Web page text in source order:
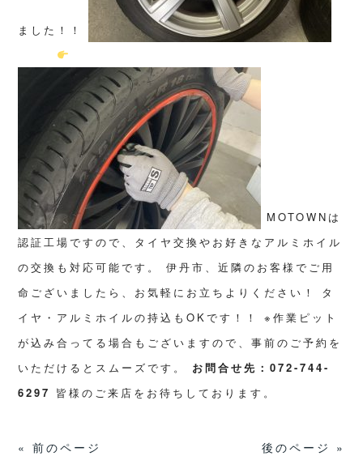
ました！！
MOTOWNは
認証工場ですので、タイヤ交換やお好きなアルミホイル
の交換も対応可能です。
伊丹市、近隣のお客様でご用
命ございましたら、お気軽にお立ちよりください！
タ
イヤ・アルミホイルの持込もOKです！！
※作業ピット
が込み合ってる場合もございますので、事前のご予約を
いただけるとスムーズです。
お問合せ先：072-744-
6297 皆様のご来店をお待ちしております。
« 前のページ 後のページ »